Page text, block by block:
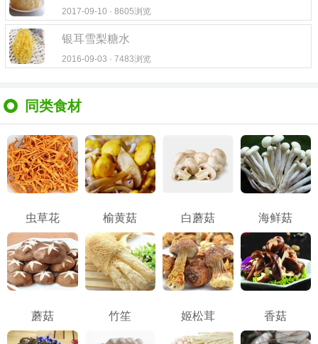
2017-09-10 · 8605浏览
银耳雪梨糖水
2016-09-03 · 7483浏览
同类食材
虫草花 榆黄菇 白蘑菇 海鲜菇
蘑菇 竹笙 姬松茸 香菇